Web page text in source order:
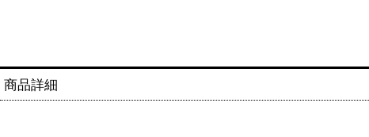
商品詳細